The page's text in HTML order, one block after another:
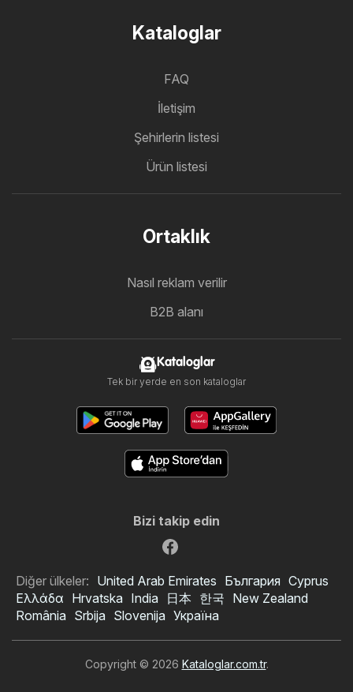
Kataloglar
FAQ
İletişim
Şehirlerin listesi
Ürün listesi
Ortaklık
Nasıl reklam verilir
B2B alanı
Kataloglar
Tek bir yerde en son kataloglar
Bizi takip edin
Diğer ülkeler: United Arab Emirates България Cyprus
Ελλάδα Hrvatska India 日本 한국 New Zealand
România Srbija Slovenija Україна
Copyright © 2026 Kataloglar.com.tr.